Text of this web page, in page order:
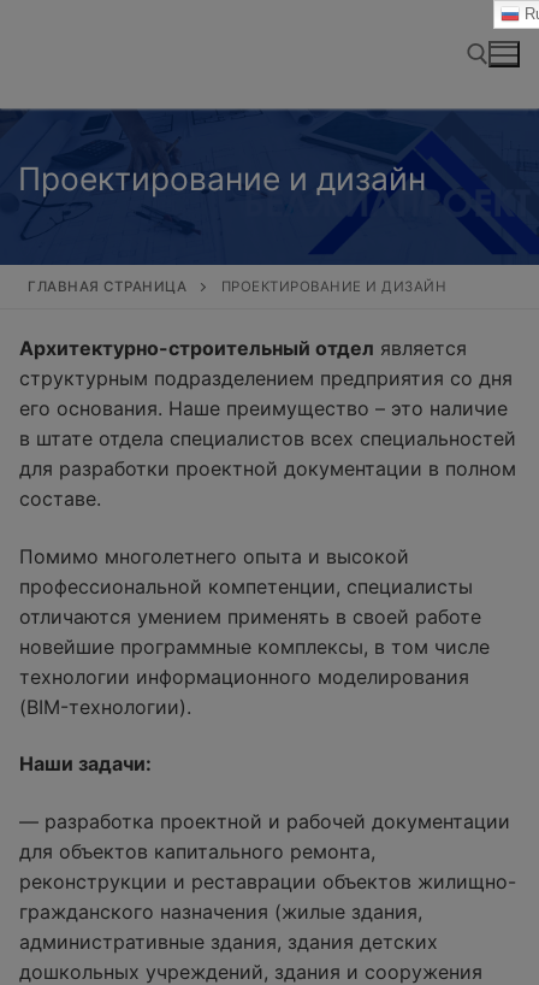
Проектирование и дизайн
ГЛАВНАЯ СТРАНИЦА ПРОЕКТИРОВАНИЕ И ДИЗАЙН
Архитектурно-строительный отдел является
структурным подразделением предприятия со дня
его основания. Наше преимущество – это наличие
в штате отдела специалистов всех специальностей
для разработки проектной документации в полном
составе.
Помимо многолетнего опыта и высокой
профессиональной компетенции, специалисты
отличаются умением применять в своей работе
новейшие программные комплексы, в том числе
технологии информационного моделирования
(BIM-технологии).
Наши задачи:
— разработка проектной и рабочей документации
для объектов капитального ремонта,
реконструкции и реставрации объектов жилищно-
гражданского назначения (жилые здания,
административные здания, здания детских
дошкольных учреждений, здания и сооружения